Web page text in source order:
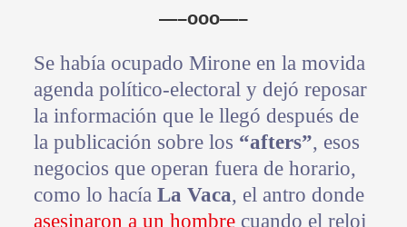
—–ooo—–
Se había ocupado Mirone en la movida
agenda político-electoral y dejó reposar
la información que le llegó después de
la publicación sobre los “afters”, esos
negocios que operan fuera de horario,
como lo hacía La Vaca, el antro donde
asesinaron a un hombrecuando el reloj